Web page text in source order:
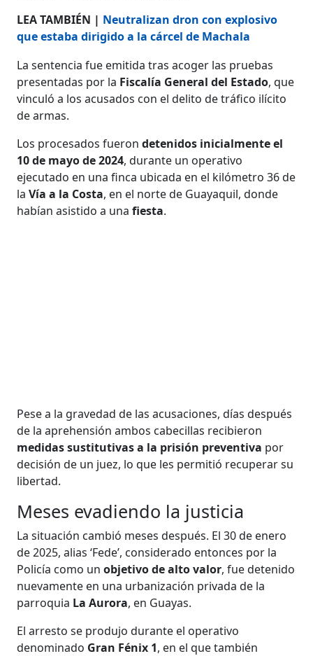
LEA TAMBIÉN | Neutralizan dron con explosivo
que estaba dirigido a la cárcel de Machala
La sentencia fue emitida tras acoger las pruebas
presentadas por la Fiscalía General del Estado, que
vinculó a los acusados con el delito de tráfico ilícito
de armas.
Los procesados fueron detenidos inicialmente el
10 de mayo de 2024, durante un operativo
ejecutado en una finca ubicada en el kilómetro 36 de
laVía a la Costa, en el norte de Guayaquil, donde
habían asistido a unafiesta.
Pese a la gravedad de las acusaciones, días después
de la aprehensión ambos cabecillas recibieron
medidas sustitutivas a la prisión preventiva por
decisión de un juez, lo que les permitió recuperar su
libertad.
Meses evadiendo la justicia
La situación cambió meses después. El 30 de enero
de 2025, alias ‘Fede’, considerado entonces por la
Policía como unobjetivo de alto valor, fue detenido
nuevamente en una urbanización privada de la
parroquia La Aurora, en Guayas.
El arresto se produjo durante el operativo
denominado Gran Fénix 1, en el que también